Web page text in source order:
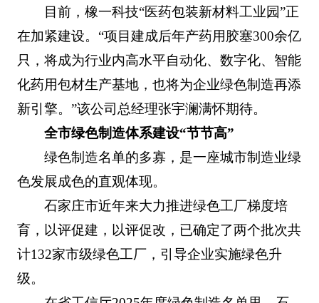
目前，橡一科技“医药包装新材料工业园”正
在加紧建设。“项目建成后年产药用胶塞300余亿
只，将成为行业内高水平自动化、数字化、智能
化药用包材生产基地，也将为企业绿色制造再添
新引擎。”该公司总经理张宇澜满怀期待。
全市绿色制造体系建设“节节高”
绿色制造名单的多寡，是一座城市制造业绿
色发展成色的直观体现。
石家庄市近年来大力推进绿色工厂梯度培
育，以评促建，以评促改，已确定了两个批次共
计132家市级绿色工厂，引导企业实施绿色升
级。